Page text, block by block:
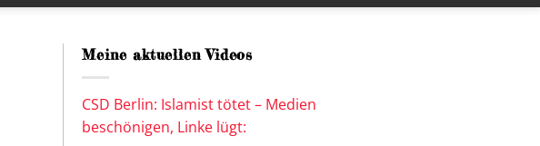
Meine aktuellen Videos
CSD Berlin: Islamist tötet – Medien
beschönigen, Linke lügt: